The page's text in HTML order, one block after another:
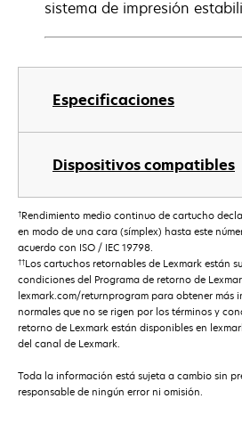
Especificaciones
Dispositivos compatibles
sistema de impresión
†Rendimiento medio continuo de cartucho
en modo de una cara (símplex) hasta este
acuerdo con ISO / IEC 19798.
††Los cartuchos retornables de Lexmark están
condiciones del Programa de retorno de
lexmark.com/returnprogram para obtener más
normales que no se rigen por los términos y
retorno de Lexmark están disponibles en
del canal de Lexmark.
Toda la información está sujeta a cambio sin
responsable de ningún error ni omisión.